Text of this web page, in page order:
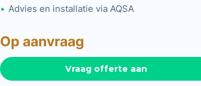
Advies en installatie via AQSA
Op aanvraag
Vraag offerte aan